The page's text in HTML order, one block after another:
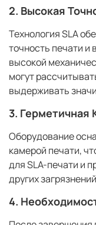
2. Высокая
Технология SLA
точность печати и
высокой
могут
выдерживать
3. Герметичная
Оборудование
камерой печати,
для SLA-печати и
других
4.